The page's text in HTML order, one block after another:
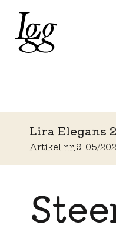
Lira Elegans
Artikel nr.9-05/